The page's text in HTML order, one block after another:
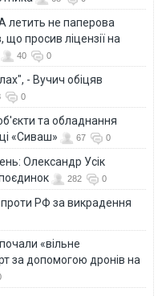
летить не паперова
просив ліцензії на
40 0
- Вучич обіцяв
0
та обладнання
«Сиваш»
67 0
Олександр Усік
282 0
проти РФ за викрадення
«вільне
за допомогою дронів на